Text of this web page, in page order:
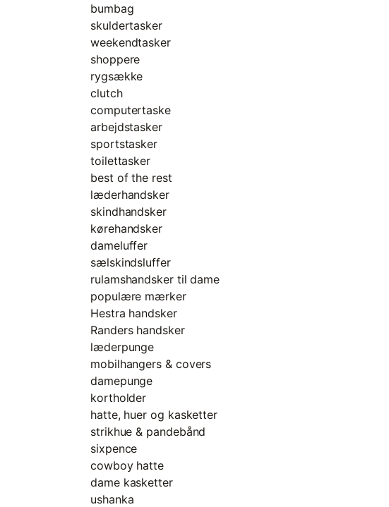
bumbag
skuldertasker
weekendtasker
shoppere
rygsække
clutch
computertaske
arbejdstasker
sportstasker
toilettasker
best of the rest
læderhandsker
skindhandsker
kørehandsker
dameluffer
sælskindsluffer
rulamshandsker til dame
populære mærker
Hestra handsker
Randers handsker
læderpunge
mobilhangers & covers
damepunge
kortholder
hatte, huer og kasketter
strikhue & pandebånd
sixpence
cowboy hatte
dame kasketter
ushanka